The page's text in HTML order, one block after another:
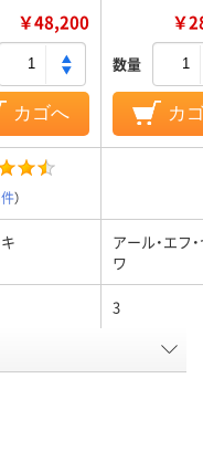
￥48,200
カゴへ
￥
数量
カ
）
アール・エフ
ワ
3
片開き扉タ
両開き書庫